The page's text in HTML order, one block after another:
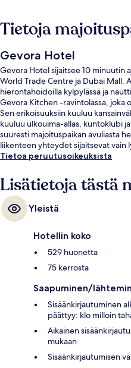
Tietoja
Gevora Hotel
Gevora Hotel sijaitsee 10 minuutin
World Trade Centre ja Dubai Mall.
hierontahoidoilla kylpylässä ja
Gevora Kitchen -ravintolassa, joka
Sen erikoisuuksiin kuuluu
kuuluu ulkouima-allas, kuntoklubi
suuresti majoituspaikan avuliasta
liikenteen yhteydet sijaitsevat vain
Financial Centren metroasema
Tietoa peruutusoikeuksista
Lisätietoja tästä
Yleistä
Hotellin koko
529 huonetta
75 kerrosta
Saapuminen/
Sisäänkirjautuminen
päättyy: klo milloin
Aikainen
mukaan
Sisäänkirjautumisen